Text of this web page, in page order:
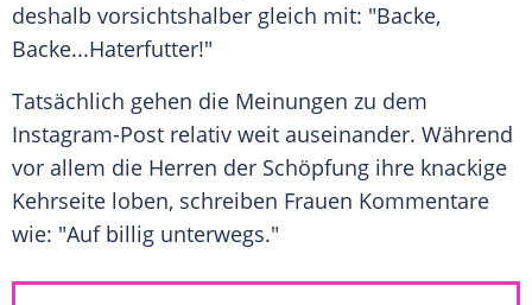
deshalb vorsichtshalber gleich mit: "Backe,
Backe...Haterfutter!"
Tatsächlich gehen die Meinungen zu dem
Instagram-Post relativ weit auseinander. Während
vor allem die Herren der Schöpfung ihre knackige
Kehrseite loben, schreiben Frauen Kommentare
wie: "Auf billig unterwegs."